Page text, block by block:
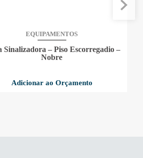
EQUIPAMENTOS
Sinalizadora – Piso Escorregadio –
Nobre
Adicionar ao Orçamento